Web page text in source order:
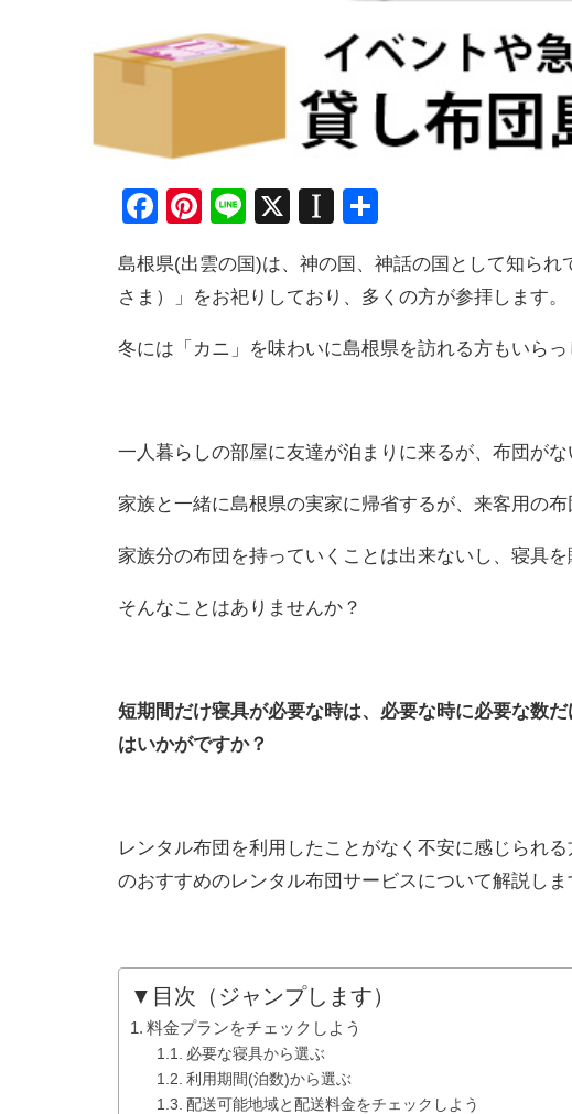
Facebook
Pinterest
Line
X Instapaper
島根県(出雲の国)は、神の国、神話の国として知られ
さま）」をお祀りしており、多くの方が参拝します。
冬には「カニ」を味わいに島根県を訪れる方もいら
一人暮らしの部屋に友達が泊まりに来るが、布団がな
家族と一緒に島根県の実家に帰省するが、来客用の布
家族分の布団を持っていくことは出来ないし、寝具
そんなことはありませんか？
短期間だけ寝具が必要な時は、必要な時に必要な数
はいかがですか？
レンタル布団を利用したことがなく不安に感じられ
のおすすめのレンタル布団サービスについて解説しま
▼目次（ジャンプします）
料金プランをチェックしよう
必要な寝具から選ぶ
利用期間(泊数)から選ぶ
配送可能地域と配送料金をチェックしよう